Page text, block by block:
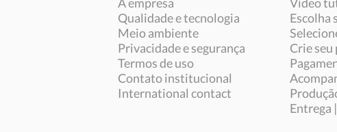
Qualidade e tecnologia
Meio ambiente
Privacidade e segurança
Termos de uso
Contato institucional
International contact
Escolha
Crie
Entrega